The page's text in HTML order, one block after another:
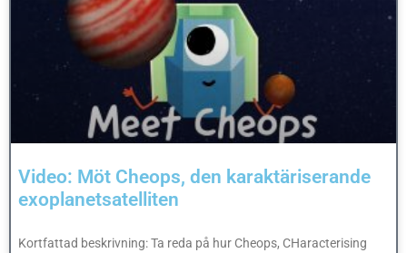
Video: Möt Cheops, den karaktäriserande
exoplanetsatelliten
Kortfattad beskrivning: Ta reda på hur Cheops, CHaracterising